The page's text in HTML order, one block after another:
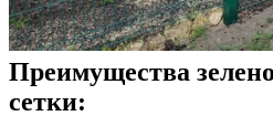
Преимущества
сетки: